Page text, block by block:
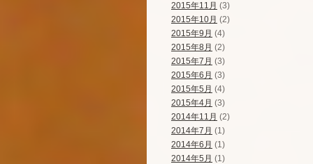
2015年11月 (3)
2015年10月 (2)
2015年9月 (4)
2015年8月 (2)
2015年7月 (3)
2015年6月 (3)
2015年5月 (4)
2015年4月 (3)
2014年11月 (2)
2014年7月 (1)
2014年6月 (1)
2014年5月 (1)